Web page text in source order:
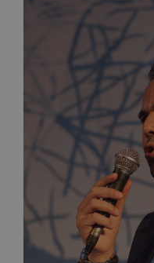
News & Kit
Accrediti Stampa
Cartella Stampa
Rassegna Stampa
Partecipa
Diventa Partner
Dona